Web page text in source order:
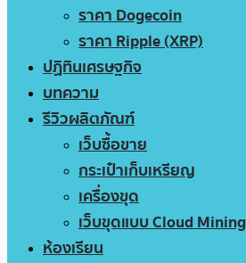
ราคา Dogecoin
ราคา Ripple (XRP)
ปฏิทินเศรษฐกิจ
บทความ
รีวิวผลิตภัณฑ์
เว็บซื้อขาย
กระเป๋าเก็บเหรียญ
เครื่องขุด
เว็บขุดแบบ Cloud Mining
ห้องเรียน